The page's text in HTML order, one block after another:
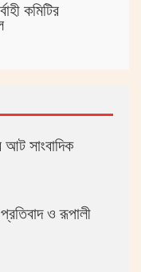
কমিটির
আট সাংবাদিক
ও রূপালী